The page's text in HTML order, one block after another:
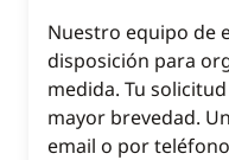
Nuestro equipo de
disposición para
medida. Tu
mayor brevedad.
email o por